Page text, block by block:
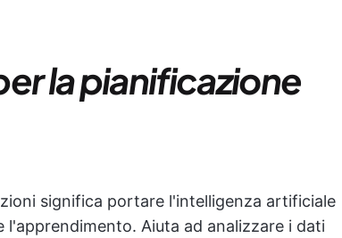
la pianificazione
significa portare l'intelligenza artificiale
Aiuta ad analizzare i dati